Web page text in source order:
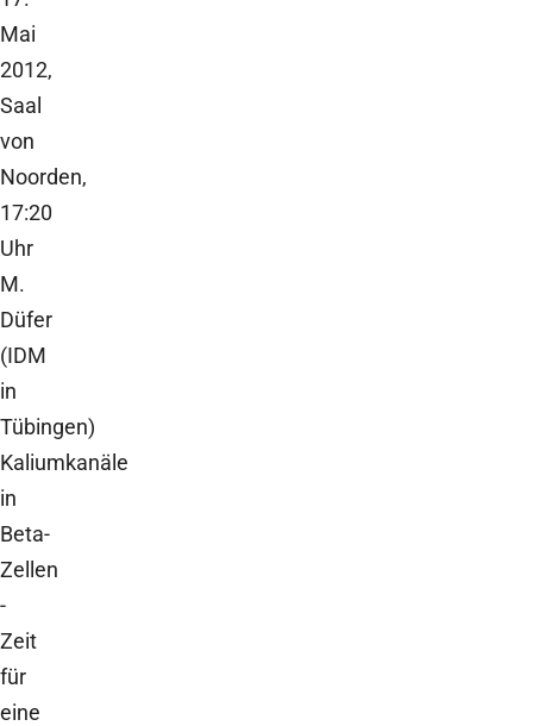
Mai
2012,
Saal
von
Noorden,
17:20
Uhr
M.
Düfer
(IDM
in
Tübingen)
Kaliumkanäle
in
Beta-
Zellen
-
Zeit
für
eine